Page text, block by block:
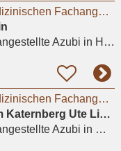
Ausbildung zur Tiermedizinischen Fachangestellten
Azubi in Hürth, Hermülheim
Ausbildung zur Tiermedizinischen Fachangestellten (m/w/d)
Tierärztliche Praxis am Katernberg Ute Lipka
Azubi in Wuppertal